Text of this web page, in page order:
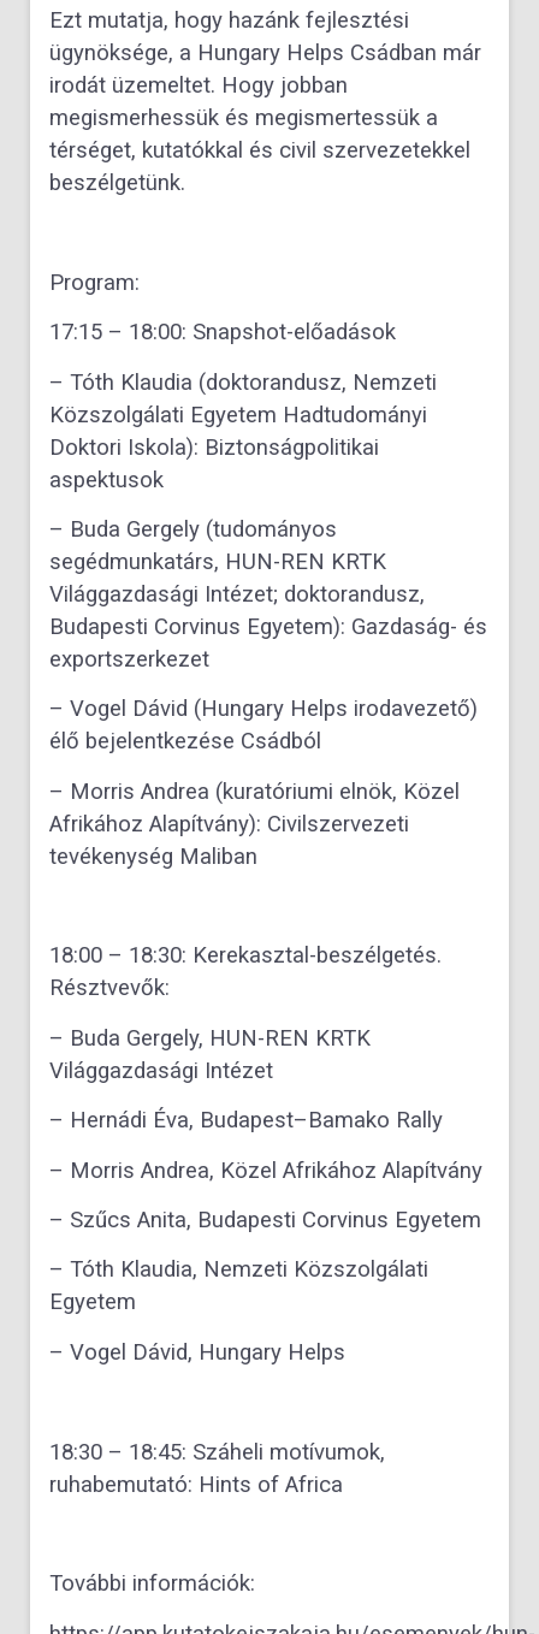
Ezt mutatja, hogy hazánk fejlesztési
ügynöksége, a Hungary Helps Csádban már
irodát üzemeltet. Hogy jobban
megismerhessük és megismertessük a
térséget, kutatókkal és civil szervezetekkel
beszélgetünk.
Program:
17:15 – 18:00: Snapshot-előadások
– Tóth Klaudia (doktorandusz, Nemzeti
Közszolgálati Egyetem Hadtudományi
Doktori Iskola): Biztonságpolitikai
aspektusok
– Buda Gergely (tudományos
segédmunkatárs, HUN-REN KRTK
Világgazdasági Intézet; doktorandusz,
Budapesti Corvinus Egyetem): Gazdaság- és
exportszerkezet
– Vogel Dávid (Hungary Helps irodavezető)
élő bejelentkezése Csádból
– Morris Andrea (kuratóriumi elnök, Közel
Afrikához Alapítvány): Civilszervezeti
tevékenység Maliban
18:00 – 18:30: Kerekasztal-beszélgetés.
Résztvevők:
– Buda Gergely, HUN-REN KRTK
Világgazdasági Intézet
– Hernádi Éva, Budapest–Bamako Rally
– Morris Andrea, Közel Afrikához Alapítvány
– Szűcs Anita, Budapesti Corvinus Egyetem
– Tóth Klaudia, Nemzeti Közszolgálati
Egyetem
– Vogel Dávid, Hungary Helps
18:30 – 18:45: Száheli motívumok,
ruhabemutató: Hints of Africa
További információk: